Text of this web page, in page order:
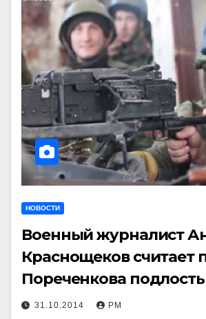
НОВОСТИ
Военный журналист Андрей
Краснощеков считает
Пореченкова
31.10.2014 РМ